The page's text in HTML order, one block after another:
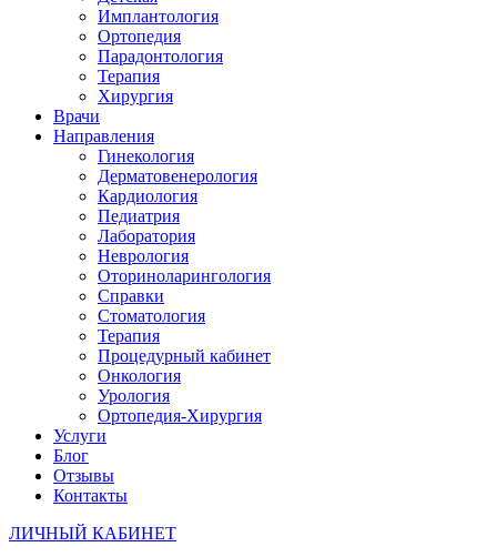
Имплантология
Ортопедия
Парадонтология
Терапия
Хирургия
Врачи
Направления
Гинекология
Дерматовенерология
Кардиология
Педиатрия
Лаборатория
Неврология
Оториноларингология
Справки
Стоматология
Терапия
Процедурный кабинет
Онкология
Урология
Ортопедия-Хирургия
Услуги
Блог
Отзывы
Контакты
ЛИЧНЫЙ КАБИНЕТ